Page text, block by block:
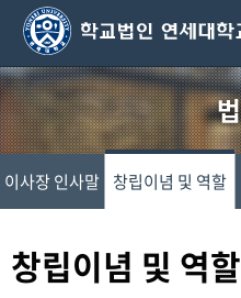
이사장 인사말 창립이념 및 역할
창립이념 및 역할